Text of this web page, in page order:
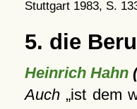
Stuttgart 1983, S.
5. die
Heinrich Hahn
Auch ist dem